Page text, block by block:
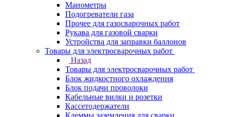
Манометры
Подогреватели газа
Прочее для газосварочных работ
Рукава для газовой сварки
Устройства для заправки баллонов
Товары для электросварочных работ
Назад
Товары для электросварочных работ
Блок жидкостного охлаждения
Блок подачи проволоки
Кабельные вилки и розетки
Кассетодержатели
Клеммы заземления для сварки